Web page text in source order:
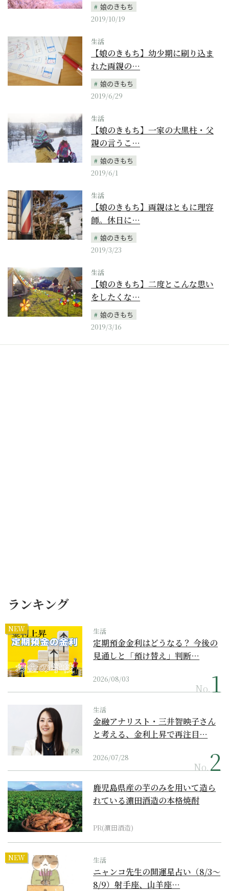
娘のきもち
2019/10/19
生活
【娘のきもち】幼少期に刷り込ま
れた両親の…
娘のきもち
2019/6/29
生活
【娘のきもち】一家の大黒柱・父
親の言うこ…
娘のきもち
2019/6/1
生活
【娘のきもち】両親はともに理容
師。休日に…
娘のきもち
2019/3/23
生活
【娘のきもち】二度とこんな思い
をしたくな…
娘のきもち
2019/3/16
ランキング
NEW 生活
定期預金金利はどうなる？ 今後の
見通しと「預け替え」判断…
2026/08/03
No.
PR
生活
金融アナリスト・三井智映子さん
と考える、金利上昇で再注目…
2026/07/28
No.
鹿児島県産の芋のみを用いて造ら
れている濵田酒造の本格焼酎
PR(濵田酒造)
NEW 生活
ニャンコ先生の開運星占い（8/3～
8/9）射手座、山羊座…